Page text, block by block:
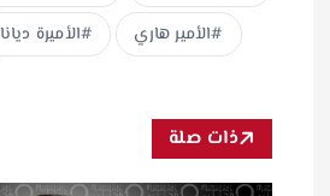
الأمير هاري
الأميرة ديانا
ذات صلة